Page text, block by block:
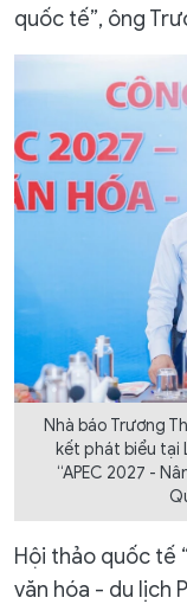
quốc tế”, ông
Nhà báo Trương
kết phát biểu tại
“APEC 2027 -
Hội thảo quốc tế
văn hóa - du lịch